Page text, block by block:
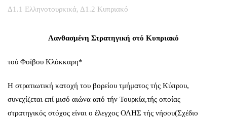
Δ1.1 Ελληνοτουρκικά, Δ1.2 Κυπριακό
Λανθασμένη Στρατηγική στό Κυπριακό
τού Φοίβου Κλόκκαρη*
Η στρατιωτική κατοχή του βορείου τμήματος τής Κύπρου,
συνεχίζεται επί μισό αιώνα από τήν Τουρκία,τής οποίας
στρατηγικός στόχος είναι ο έλεγχος ΟΛΗΣ τής νήσου(Σχέδιο